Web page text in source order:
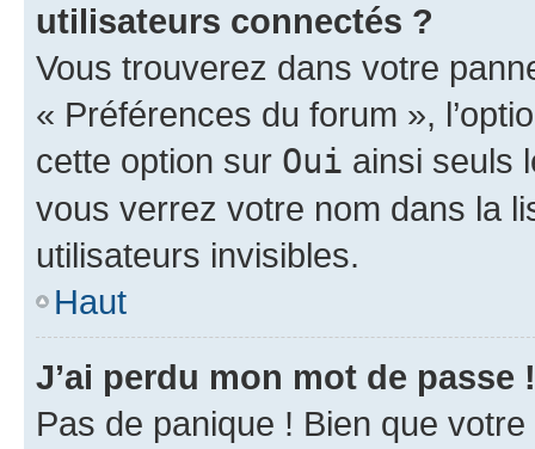
utilisateurs connectés ?
Vous trouverez dans votre
« Préférences du forum »,
cette option sur Oui ainsi seuls
vous verrez votre nom dans la
utilisateurs invisibles.
Haut
J’ai perdu mon mot de passe !
Pas de panique ! Bien que